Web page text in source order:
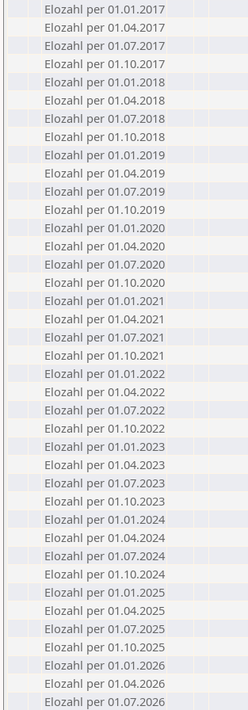
Elozahl per 01.01.2017
Elozahl per 01.04.2017
Elozahl per 01.07.2017
Elozahl per 01.10.2017
Elozahl per 01.01.2018
Elozahl per 01.04.2018
Elozahl per 01.07.2018
Elozahl per 01.10.2018
Elozahl per 01.01.2019
Elozahl per 01.04.2019
Elozahl per 01.07.2019
Elozahl per 01.10.2019
Elozahl per 01.01.2020
Elozahl per 01.04.2020
Elozahl per 01.07.2020
Elozahl per 01.10.2020
Elozahl per 01.01.2021
Elozahl per 01.04.2021
Elozahl per 01.07.2021
Elozahl per 01.10.2021
Elozahl per 01.01.2022
Elozahl per 01.04.2022
Elozahl per 01.07.2022
Elozahl per 01.10.2022
Elozahl per 01.01.2023
Elozahl per 01.04.2023
Elozahl per 01.07.2023
Elozahl per 01.10.2023
Elozahl per 01.01.2024
Elozahl per 01.04.2024
Elozahl per 01.07.2024
Elozahl per 01.10.2024
Elozahl per 01.01.2025
Elozahl per 01.04.2025
Elozahl per 01.07.2025
Elozahl per 01.10.2025
Elozahl per 01.01.2026
Elozahl per 01.04.2026
Elozahl per 01.07.2026